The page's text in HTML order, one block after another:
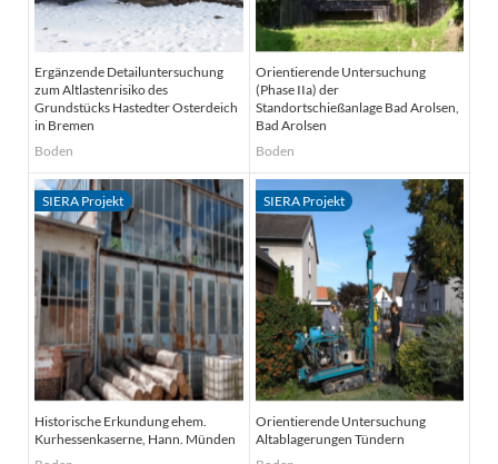
Ergänzende Detailuntersuchung
zum Altlastenrisiko des
Grundstücks Hastedter Osterdeich
in Bremen
Boden
Orientierende Untersuchung
(Phase IIa) der
Standortschießanlage Bad Arolsen,
Bad Arolsen
Boden
Historische Erkundung ehem.
Kurhessenkaserne, Hann. Münden
Orientierende Untersuchung
Altablagerungen Tündern